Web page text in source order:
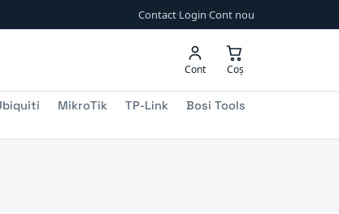
Contact·Login·Cont nou
Cont Coș
MikroTik TP-Link
Bosi Tools